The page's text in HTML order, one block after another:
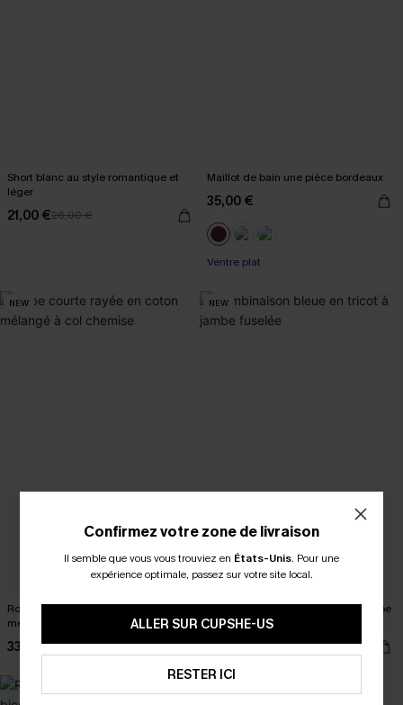
Short blanc au style romantique et
léger
21,00 €26,00 €
Maillot de bain une pièce bordeaux
35,00 €
Ventre plat
NEW
Robe courte rayée en coton
mélangé à col chemise
33,00 €
NEW
Combinaison bleue en tricot à jambe
fuselée
37,00 €
Confirmez votre zone de livraison
Il semble que vous vous trouviez en États-Unis. Pour une
expérience optimale, passez sur votre site local.
ALLER SUR CUPSHE-US
RESTER ICI